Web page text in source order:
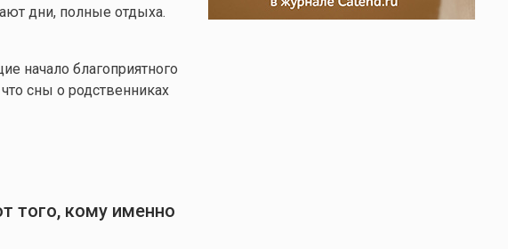
дни, полные отдыха.
начало благоприятного
сны о родственниках
того, кому именно